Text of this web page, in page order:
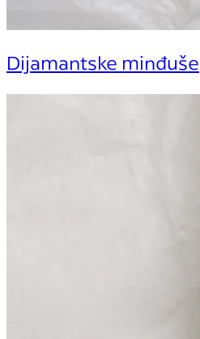
Dijamantske minđuše